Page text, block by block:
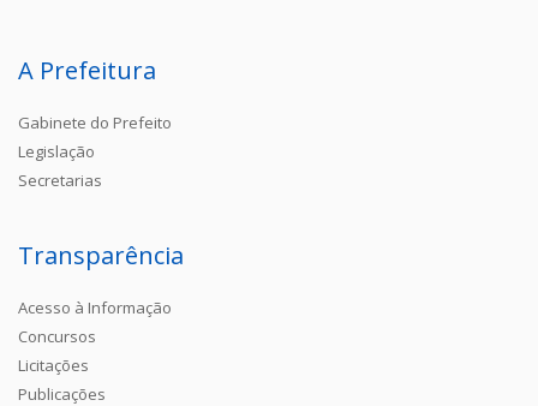
A Prefeitura
Gabinete do Prefeito
Legislação
Secretarias
Transparência
Acesso à Informação
Concursos
Licitações
Publicações